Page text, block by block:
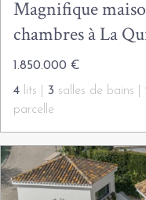
Magnifique
chambres à La
1.850.000 €
4 lits | 3 salles de bains |
parcelle